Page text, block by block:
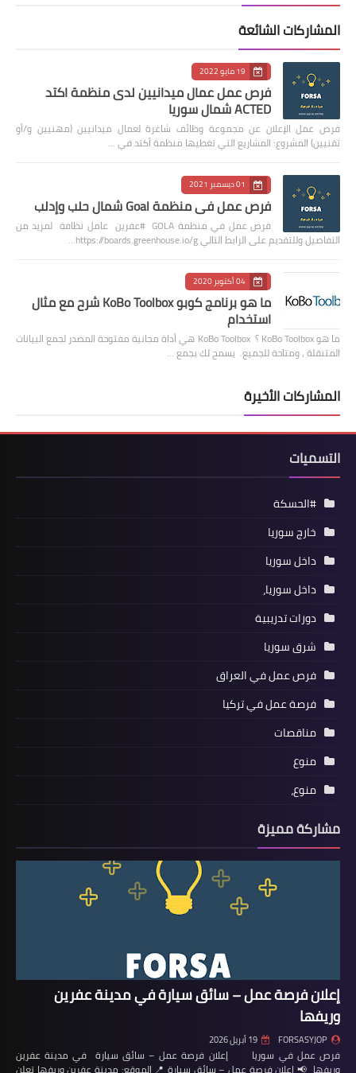
المشاركات الشائعة
19 مايو 2022
فرص عمل عمال ميدانيين لدى منظمة اكتد
ACTED شمال سوريا
فرص عمل الإعلان عن مجموعة وظائف شاغرة لعمال ميدانيين (مهنيين و/أو
تقنيين) المشروع: المشاريع التي تغطيها منظمة أكتد في …
01 ديسمبر 2021
فرص عمل في منظمة Goal شمال حلب وإدلب
فرص عمل في منظمة GOLA #عفرين عامل نظافة لمزيد من
التفاصيل وللتقديم على الرابط التالي https://boards.greenhouse.io/g…
04 أكتوبر 2020
ما هو برنامج كوبو KoBo Toolbox شرح مع مثال
استخدام
ما هو KoBo Toolbox ؟ KoBo Toolbox هي أداة مجانية مفتوحة المصدر لجمع البيانات
المتنقلة ، ومتاحة للجميع. يسمح لك بجمع …
المشاركات الأخيرة
التسميات
#الحسكة
خارج سوريا
داخل سوريا
داخل سوريا،
دورات تدريبية
شرق سوريا
فرص عمل في العراق
فرصة عمل في تركيا
مناقصات
منوع
منوع،
مشاركة مميزة
إعلان فرصة عمل – سائق سيارة في مدينة عفرين
وريفها
FORSASYJOP 19 أبريل 2026
فرص عمل في سوريا إعلان فرصة عمل – سائق سيارة في مدينة عفرين